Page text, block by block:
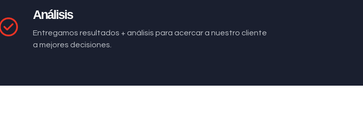
Análisis
Entregamos resultados + análisis para acercar a nuestro cliente
a mejores decisiones.